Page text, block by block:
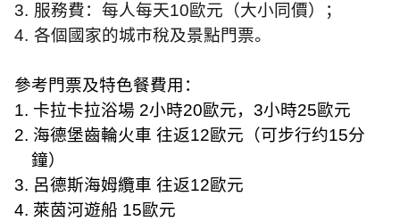
3. 服務費：每人每天10歐元（大小同價）；
4. 各個國家的城市稅及景點門票。
參考門票及特色餐費用：
1. 卡拉卡拉浴場 2小時20歐元， 3小時25歐元
2. 海德堡齒輪火車 往返12歐元（可步行约15分
鐘）
3. 呂德斯海姆纜車 往返12歐元
4. 萊茵河遊船 15歐元